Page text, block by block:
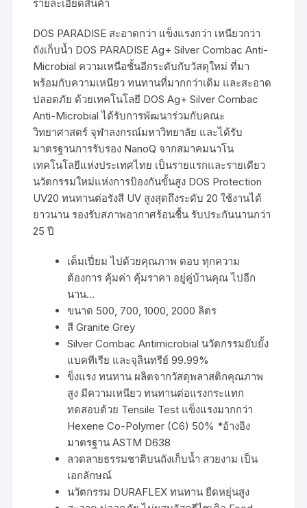
รายละเอียดสินค้า
DOS PARADISE สะอาดกว่า แข็งแรงกว่า เหนียวกว่า
ถังเก็บน้ำ DOS PARADISE Ag+ Silver Combac Anti-
Microbial ความเหนือชั้นอีกระดับกับวัสดุใหม่ ที่มา
พร้อมกับความเหนียว ทนทานที่มากกว่าเดิม และสะอาด
ปลอดภัย ด้วยเทคโนโลยี DOS Ag+ Silver Combac
Anti-Microbial ได้รับการพัฒนาร่วมกับคณะ
วิทยาศาสตร์ จุฬาลงกรณ์มหาวิทยาลัย และได้รับ
มาตรฐานการรับรอง NanoQ จากสมาคมนาโน
เทคโนโลยีแห่งประเทศไทย เป็นรายแรกและรายเดียว
นวัตกรรมใหม่แห่งการป้องกันขั้นสูง DOS Protection
UV20 ทนทานต่อรังสี UV สูงสุดถึงระดับ 20 ใช้งานได้
ยาวนาน รองรับสภาพอากาศร้อนชื้น รับประกันนานกว่า
25 ปี
เต็มเปี่ยม ไปด้วยคุณภาพ ตอบ ทุกความ
ต้องการ คุ้มค่า คุ้มราคา อยู่คู่บ้านคุณ ไปอีก
นาน…
ขนาด 500, 700, 1000, 2000 ลิตร
สี Granite Grey
Silver Combac Antimicrobial นวัตกรรมยับยั้ง
แบคทีเรีย และจุลินทรีย์ 99.99%
ข็งแรง ทนทาน ผลิตจากวัสดุพลาสติกคุณภาพ
สูง มีความเหนียว ทนทานต่อแรงกระแทก
ทดสอบด้วย Tensile Test แข็งแรงมากกว่า
Hexene Co-Polymer (C6) 50% *อ้างอิง
มาตรฐาน ASTM D638
ลวดลายธรรมชาติบนถังเก็บน้ำ สวยงาม เป็น
เอกลักษณ์
นวัตกรรม DURAFLEX ทนทาน ยืดหยุ่นสูง